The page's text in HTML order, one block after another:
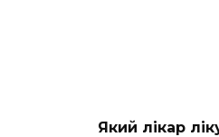
Який лікар